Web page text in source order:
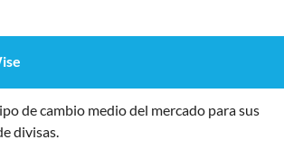
de cambio medio del mercado para sus
divisas.